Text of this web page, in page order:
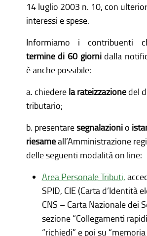
14 luglio 2003 n. 10, con
interessi e spese.
Informiamo i contribuenti
termine di 60 giornidalla
è anche possibile:
a. chiedere la rateizzazionedel
tributario;
b. presentaresegnalazionio
riesameall’Amministrazione
delle seguenti modalità on line:
Area Personale Tributi,
SPID, CIE (Carta d’Identità
CNS – Carta Nazionale dei
sezione “Collegamenti
“richiedi” e poi su